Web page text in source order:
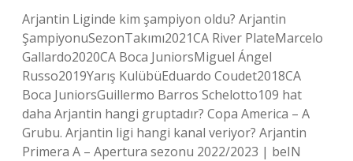
Arjantin Liginde kim şampiyon oldu? Arjantin
ŞampiyonuSezonTakımı2021CA River PlateMarcelo
Gallardo2020CA Boca JuniorsMiguel Ángel
Russo2019Yarış KulübüEduardo Coudet2018CA
Boca JuniorsGuillermo Barros Schelotto109 hat
daha Arjantin hangi gruptadır? Copa America – A
Grubu. Arjantin ligi hangi kanal veriyor? Arjantin
Primera A – Apertura sezonu 2022/2023 | beIN